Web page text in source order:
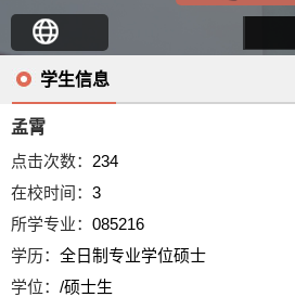
学生信息
孟霄
点击次数： 234
在校时间：3
所学专业：085216
学历：全日制专业学位硕士
学位：/硕士生